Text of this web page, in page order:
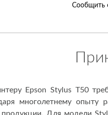
Сообщить
Epson Stylus T50
многолетнему опыту